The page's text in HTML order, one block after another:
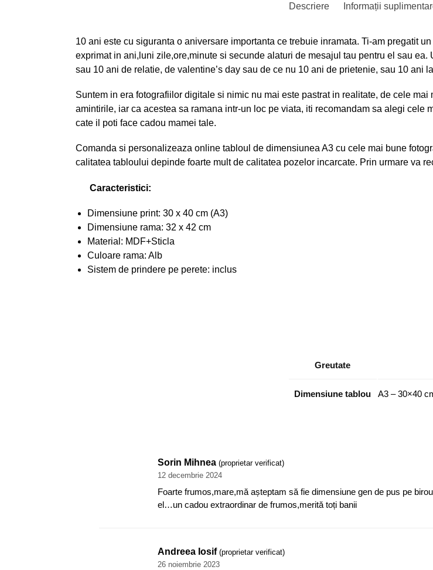
Descriere Informații
10 ani este cu siguranta o aniversare importanta ce trebuie inramata. Ti-am pregatit
exprimat in ani,luni zile,ore,minute si secunde alaturi de mesajul tau pentru el sau
sau 10 ani de relatie, de valentine’s day sau de ce nu 10 ani de prietenie, sau 10 ani
Suntem in era fotografiilor digitale si nimic nu mai este pastrat in realitate, de cele
amintirile, iar ca acestea sa ramana intr-un loc pe viata, iti recomandam sa alegi cele
cate il poti face cadou mamei tale.
Comanda si personalizeaza online tabloul de dimensiunea A3 cu cele mai bune
calitatea tabloului depinde foarte mult de calitatea pozelor incarcate. Prin urmare va
Caracteristici:
Dimensiune print: 30 x 40 cm (A3)
Dimensiune rama: 32 x 42 cm
Material: MDF+Sticla
Culoare rama: Alb
Sistem de prindere pe perete: inclus
Greutate
Dimensiune tablou A3 – 30×40
Sorin Mihnea (proprietar verificat)
12 decembrie 2024
Foarte frumos,mare,mă așteptam să fie dimensiune gen de pus pe
el…un cadou extraordinar de frumos,merită toți banii
Andreea Iosif (proprietar verificat)
26 noiembrie 2023